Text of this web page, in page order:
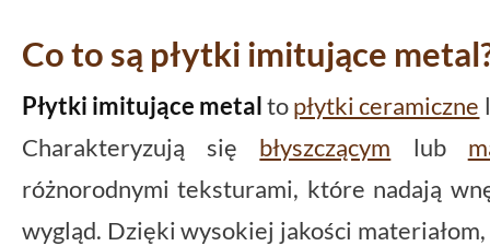
Co to są płytki imitujące
Płytki imitujące metaltopłytki ceramiczne
Charakteryzują się błyszczącym lub
różnorodnymi teksturami, które nadają
wygląd. Dzięki wysokiej jakości